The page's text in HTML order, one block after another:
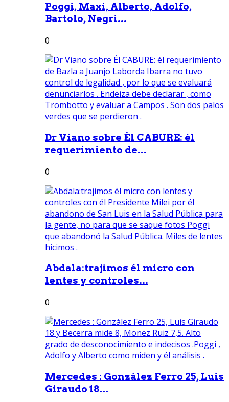
Poggi, Maxi, Alberto, Adolfo,
Bartolo, Negri...
0
Dr Viano sobre Él CABURE: él
requerimiento de...
0
Abdala:trajimos él micro con
lentes y controles...
0
Mercedes : González Ferro 25, Luis
Giraudo 18...